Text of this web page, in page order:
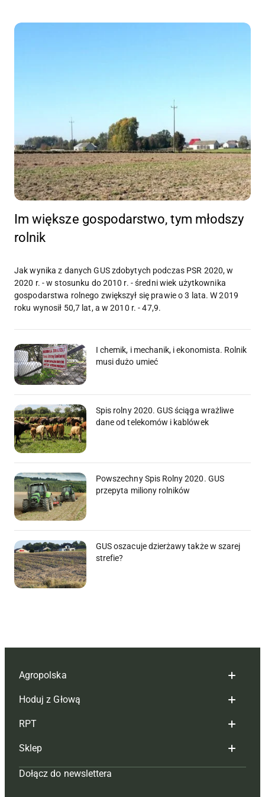
Im większe gospodarstwo, tym młodszy
rolnik
Jak wynika z danych GUS zdobytych podczas PSR 2020, w
2020 r. - w stosunku do 2010 r. - średni wiek użytkownika
gospodarstwa rolnego zwiększył się prawie o 3 lata. W 2019
roku wynosił 50,7 lat, a w 2010 r. - 47,9.
I chemik, i mechanik, i ekonomista. Rolnik
musi dużo umieć
Spis rolny 2020. GUS ściąga wrażliwe
dane od telekomów i kablówek
Powszechny Spis Rolny 2020. GUS
przepyta miliony rolników
GUS oszacuje dzierżawy także w szarej
strefie?
Agropolska
Redakcja
Reklama
Tagi
Mapa serwisu
Hoduj z Głową
Hoduj z głową bydło
Hoduj z głową świnie
Prenumerata
RPT
Redakcja
Prenumerata
Sklep
Czasopisma i prenumerata
Dołącz do newslettera